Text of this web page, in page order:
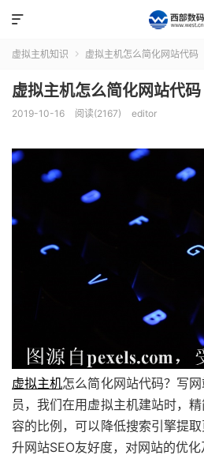

虚拟主机知识  虚拟主机怎么简化网站代码
虚拟主机怎么简化网站代码
2019-10-16 阅读(2167) editor
虚拟主机怎么简化网站代码？写
员，我们在用虚拟主机建站时，
容的比例，可以降低搜索引擎提
升网站SEO友好度，对网站的优化